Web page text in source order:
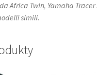
Africa Twin, Yamaha Tracer
simili.